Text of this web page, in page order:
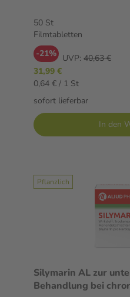
50 St
Filmtabletten
-21% UVP: 40,63 €
31,99 €
0,64 € / 1 St
sofort lieferbar
In den
Pflanzlich
Silymarin AL zur
Behandlung bei